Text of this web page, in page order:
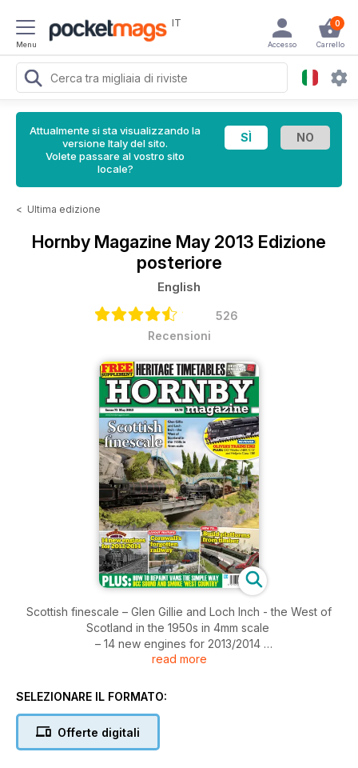
Menu
IT 0
Carrello
Accesso
Attualmente si sta visualizzando la
versione Italy del sito.
Volete passare al vostro sito
locale?
< Ultima edizione
Hornby Magazine May 2013 Edizione
posteriore
English
526
Recensioni
Scottish finescale – Glen Gillie and Loch Inch - the West of
Scotland in the 1950s in 4mm scale
– 14 new engines for 2013/2014
– Cornwall's forgotten railway
read more
SELEZIONARE IL FORMATO:
Offerte digitali